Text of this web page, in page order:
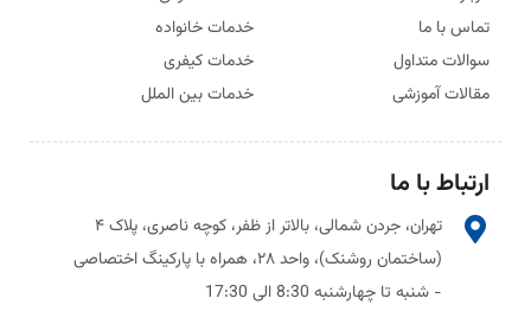
تماس با ما
سوالات متداول
مقالات آموزشی
خدمات خانواده
خدمات کیفری
خدمات بین الملل
ارتباط با ما
تهران، جردن شمالی، بالاتر از ظفر، کوچه ناصری، پلاک ۴
(ساختمان روشنک)، واحد ۲۸، همراه با پارکینگ اختصاصی
- شنبه تا چهارشنبه 8:30 الی 17:30